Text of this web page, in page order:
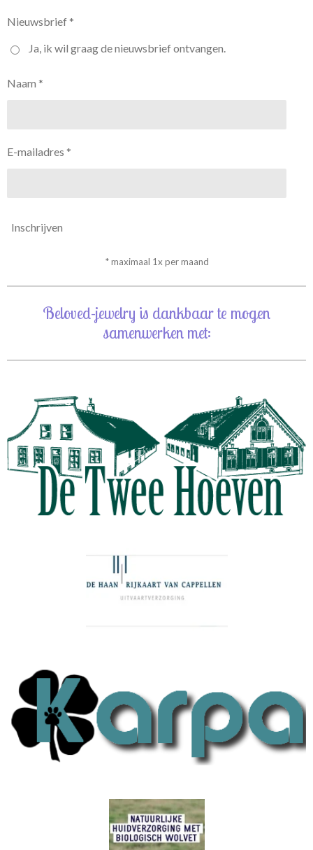
Nieuwsbrief *
Ja, ik wil graag de nieuwsbrief ontvangen.
Naam *
E-mailadres *
Inschrijven
* maximaal 1x per maand
Beloved-jewelry is dankbaar te mogen
samenwerken met: